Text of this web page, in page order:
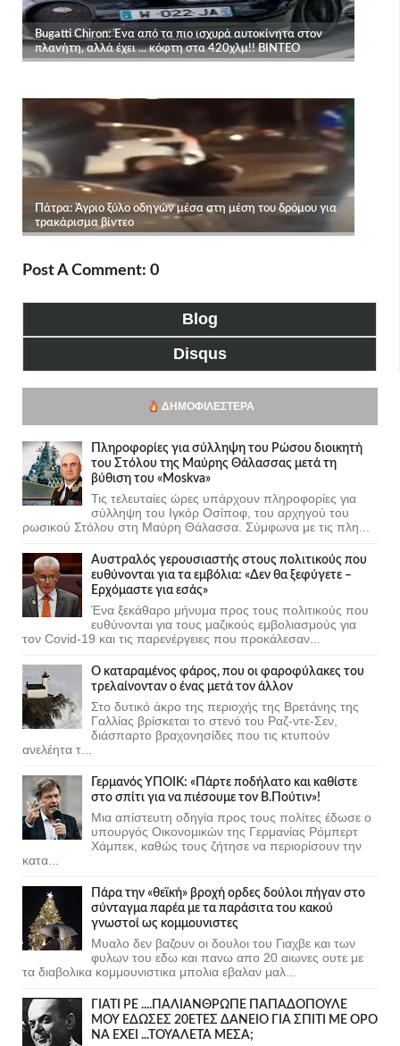
Post A Comment: 0
Blog
Disqus
ΔΗΜΟΦΙΛΈΣΤΕΡΑ
Πληροφορίες για σύλληψη του Ρώσου διοικητή
του Στόλου της Mαύρης Θάλασσας μετά τη
βύθιση του «Moskva»
Τις τελευταίες ώρες υπάρχουν πληροφορίες για
σύλληψη του Ιγκόρ Οσίποφ, του αρχηγού του
ρωσικού Στόλου στη Μαύρη Θάλασσα. Σύμφωνα με τις πλη...
Αυστραλός γερουσιαστής στους πολιτικούς που
ευθύνονται για τα εμβόλια: «Δεν θα ξεφύγετε –
Ερχόμαστε για εσάς»
Ένα ξεκάθαρο μήνυμα προς τους πολιτικούς που
ευθύνονται για τους μαζικούς εμβολιασμούς για
τον Covid-19 και τις παρενέργειες που προκάλεσαν...
Ο καταραμένος φάρος, που οι φαροφύλακες του
τρελαίνονταν ο ένας μετά τον άλλον
Στο δυτικό άκρο της περιοχής της Βρετάνης της
Γαλλίας βρίσκεται το στενό του Ραζ-ντε-Σεν,
διάσπαρτο βραχονησίδες που τις κτυπούν
ανελέητα τ...
Γερμανός ΥΠΟΙΚ: «Πάρτε ποδήλατο και καθίστε
στο σπίτι για να πιέσουμε τον Β.Πούτιν»!
Μια απίστευτη οδηγία προς τους πολίτες έδωσε ο
υπουργός Οικονομικών της Γερμανίας Ρόμπερτ
Χάμπεκ, καθώς τους ζήτησε να περιορίσουν την
κατα...
Πάρα την «θεϊκή» βροχή ορδες δούλοι πήγαν στο
σύνταγμα παρέα με τα παράσιτα του κακού
γνωστοί ως κομμουνιστες
Μυαλο δεν βαζουν οι δουλοι του Γιαχβε και των
φυλων του εδω και πανω απο 20 αιωνες ουτε με
τα διαβολικα κομμουνιστικα μπολια εβαλαν μαλ...
ΓΙΑΤΙ ΡΕ ....ΠΑΛΙΑΝΘΡΩΠΕ ΠΑΠΑΔΟΠΟΥΛΕ
ΜΟΥ ΕΔΩΣΕΣ 20ΕΤΕΣ ΔΑΝΕΙΟ ΓΙΑ ΣΠΙΤΙ ΜΕ ΟΡΟ
ΝΑ ΕΧΕΙ ...ΤΟΥΑΛΕΤΑ ΜΕΣΑ;